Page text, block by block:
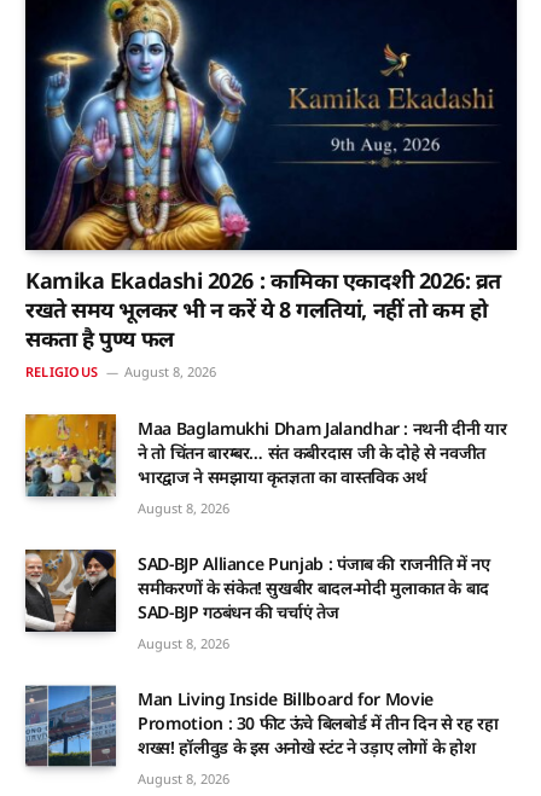
Kamika Ekadashi 2026 : कामिका एकादशी 2026: व्रत
रखते समय भूलकर भी न करें ये 8 गलतियां, नहीं तो कम हो
सकता है पुण्य फल
RELIGIOUS August 8, 2026
Maa Baglamukhi Dham Jalandhar : नथनी दीनी यार
ने तो चिंतन बारम्बर… संत कबीरदास जी के दोहे से नवजीत
भारद्वाज ने समझाया कृतज्ञता का वास्तविक अर्थ
August 8, 2026
SAD-BJP Alliance Punjab : पंजाब की राजनीति में नए
समीकरणों के संकेत! सुखबीर बादल-मोदी मुलाकात के बाद
SAD-BJP गठबंधन की चर्चाएं तेज
August 8, 2026
Man Living Inside Billboard for Movie
Promotion : 30 फीट ऊंचे बिलबोर्ड में तीन दिन से रह रहा
शख्स! हॉलीवुड के इस अनोखे स्टंट ने उड़ाए लोगों के होश
August 8, 2026